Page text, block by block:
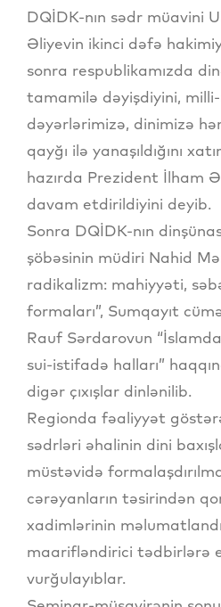
DQİDK-nın sədr müavini
Əliyevin ikinci dəfə
sonra respublikamızda
tamamilə dəyişdiyini,
dəyərlərimizə, dinimizə
qayğı ilə yanaşıldığını
hazırda Prezident İlham
davam etdirildiyini deyib.
Sonra DQİDK-nın
şöbəsinin müdiri Nahid
radikalizm: mahiyyəti,
formaları”, Sumqayıt
Rauf Sərdarovun
sui-istifadə halları”
digər çıxışlar dinlənilib.
Regionda fəaliyyət
sədrləri əhalinin dini
müstəvidə
cərəyanların təsirindən
xadimlərinin
maarifləndirici tədbirlərə
vurğulayıblar.